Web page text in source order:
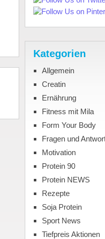
Kategorien
Allgemein
Creatin
Ernährung
Fitness mit Mila
Form Your Body
Fragen und
Motivation
Protein 90
Protein NEWS
Rezepte
Soja Protein
Sport News
Tiefpreis Aktionen